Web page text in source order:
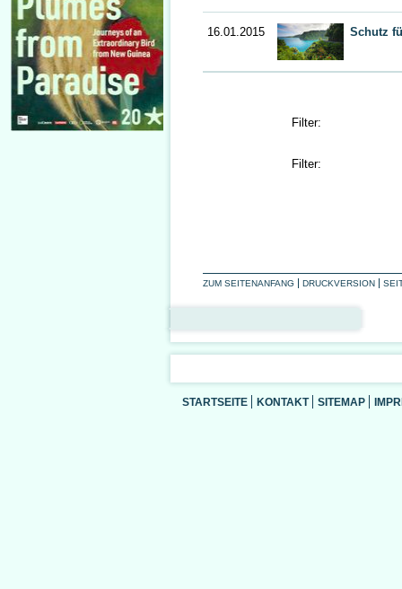
16.01.2015 Schutz
Filter:
Filter:
ZUM SEITENANFANG DRUCKVERSION
STARTSEITE KONTAKT SITEMAP